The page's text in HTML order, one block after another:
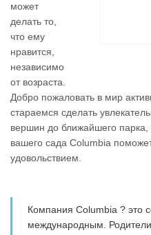
может
делать то,
что ему
нравится,
независимо
от возраста.
Добро пожаловать в мир
стараемся сделать
вершин до ближайшего парка,
вашего сада Columbia
удовольствием.
Компания Columbia ? это
международным.